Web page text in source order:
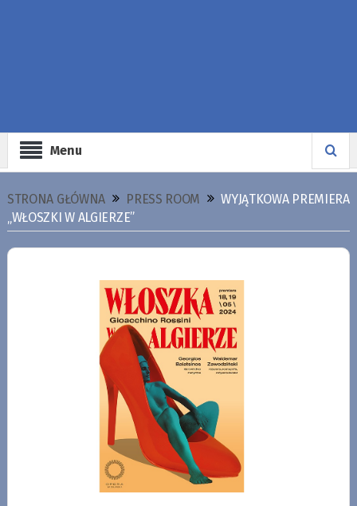
Menu
STRONA GŁÓWNA PRESS ROOM
WYJĄTKOWA PREMIERA
„WŁOSZKI W ALGIERZE”